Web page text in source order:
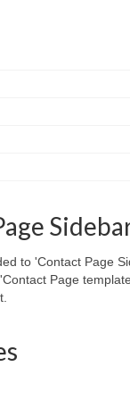
to 'Contact Page
Page